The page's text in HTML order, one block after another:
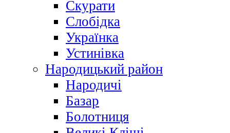
Скурати
Слобідка
Українка
Устинівка
Народицький район
Народичі
Базар
Болотниця